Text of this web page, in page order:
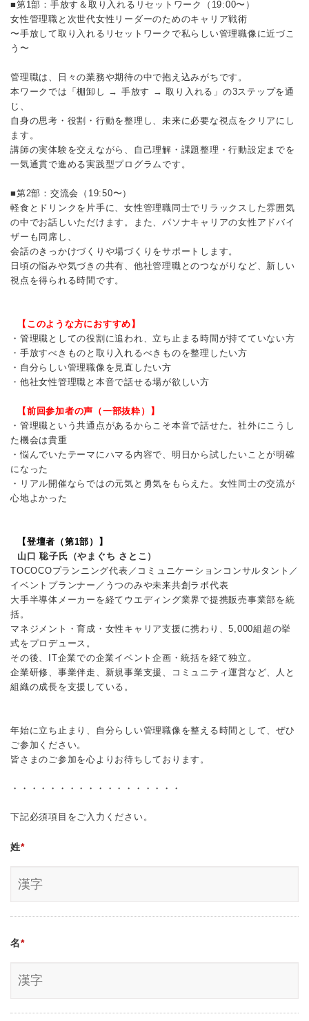
■第1部：手放す＆取り入れるリセットワーク（19:00〜）
女性管理職と次世代女性リーダーのためのキャリア戦術
〜手放して取り入れるリセットワークで私らしい管理職像に近づこ
う〜
管理職は、日々の業務や期待の中で抱え込みがちです。
本ワークでは「棚卸し → 手放す → 取り入れる」の3ステップを通
じ、
自身の思考・役割・行動を整理し、未来に必要な視点をクリアにし
ます。
講師の実体験を交えながら、自己理解・課題整理・行動設定までを
一気通貫で進める実践型プログラムです。
■第2部：交流会（19:50〜）
軽食とドリンクを片手に、女性管理職同士でリラックスした雰囲気
の中でお話しいただけます。また、パソナキャリアの女性アドバイ
ザーも同席し、
会話のきっかけづくりや場づくりをサポートします。
日頃の悩みや気づきの共有、他社管理職とのつながりなど、新しい
視点を得られる時間です。
【このような方におすすめ】
・管理職としての役割に追われ、立ち止まる時間が持てていない方
・手放すべきものと取り入れるべきものを整理したい方
・自分らしい管理職像を見直したい方
・他社女性管理職と本音で話せる場が欲しい方
【前回参加者の声（一部抜粋）】
・管理職という共通点があるからこそ本音で話せた。社外にこうし
た機会は貴重
・悩んでいたテーマにハマる内容で、明日から試したいことが明確
になった
・リアル開催ならではの元気と勇気をもらえた。女性同士の交流が
心地よかった
【登壇者（第1部）】
山口 聡子氏（やまぐち さとこ）
TOCOCOプランニング代表／コミュニケーションコンサルタント／
イベントプランナー／うつのみや未来共創ラボ代表
大手半導体メーカーを経てウエディング業界で提携販売事業部を統
括。
マネジメント・育成・女性キャリア支援に携わり、5,000組超の挙
式をプロデュース。
その後、IT企業での企業イベント企画・統括を経て独立。
企業研修、事業伴走、新規事業支援、コミュニティ運営など、人と
組織の成長を支援している。
年始に立ち止まり、自分らしい管理職像を整える時間として、ぜひ
ご参加ください。
皆さまのご参加を心よりお待ちしております。
・・・・・・・・・・・・・・・・・・
下記必須項目をご入力ください。
*
姓
*
名